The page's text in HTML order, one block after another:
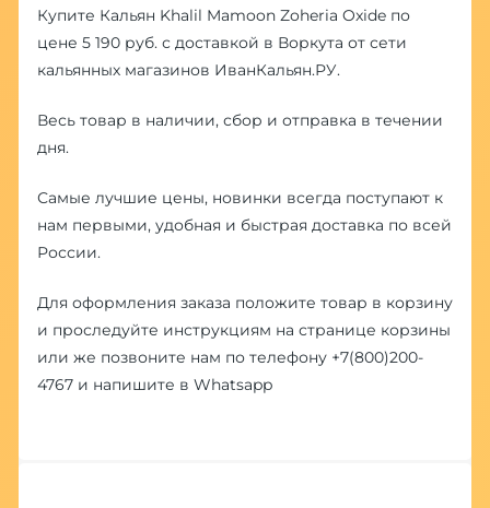
Купите Кальян Khalil Mamoon Zoheria Oxide по
цене 5 190 руб. с доставкой в Воркута от сети
кальянных магазинов ИванКальян.РУ.
Весь товар в наличии, сбор и отправка в течении
дня.
Самые лучшие цены, новинки всегда поступают к
нам первыми, удобная и быстрая доставка по всей
России.
Для оформления заказа положите товар в корзину
и проследуйте инструкциям на странице корзины
или же позвоните нам по телефону +7(800)200-
4767и напишите в Whatsapp